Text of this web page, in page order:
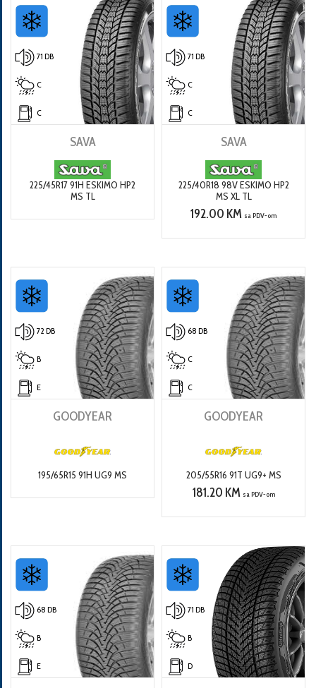
71 DB
C
C
SAVA
225/45R17 91H ESKIMO HP2
MS TL
71 DB
C
C
SAVA
225/40R18 98V ESKIMO HP2
MS XL TL
192.00 KM sa PDV-om
72 DB
B
E
GOODYEAR
195/65R15 91H UG9 MS
68 DB
C
C
GOODYEAR
205/55R16 91T UG9+ MS
181.20 KM sa PDV-om
68 DB
B
E
71 DB
B
D